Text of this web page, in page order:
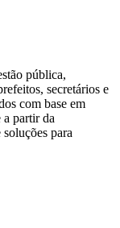
pública,
secretários e
com base em
partir da
para